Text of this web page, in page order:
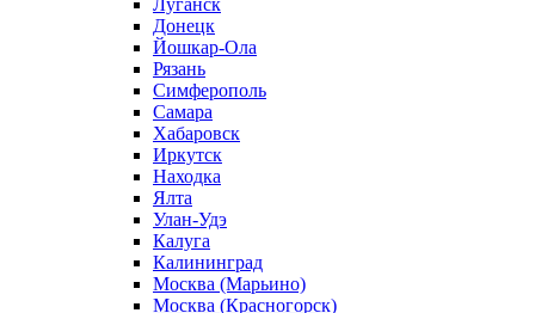
Луганск
Донецк
Йошкар-Ола
Рязань
Симферополь
Самара
Хабаровск
Иркутск
Находка
Ялта
Улан-Удэ
Калуга
Калининград
Москва (Марьино)
Москва (Красногорск)